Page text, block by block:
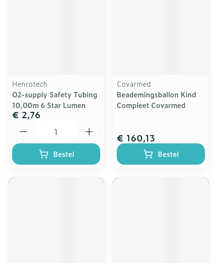
Henrotech
O2-supply Safety Tubing
10,00m 6 Star Lumen
€ 2,76
Bestel
Covarmed
Beademingsballon Kind
Compleet Covarmed
€ 160,13
Bestel